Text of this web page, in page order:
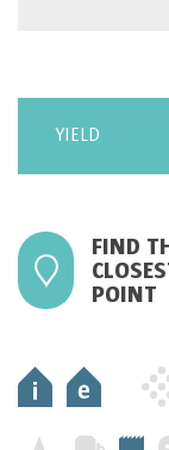
YIELD
FIND
POINT